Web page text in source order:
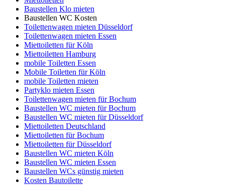
Baustellen Klo mieten
Baustellen WC Kosten
Toilettenwagen mieten Düsseldorf
Toilettenwagen mieten Essen
Miettoiletten für Köln
Miettoiletten Hamburg
mobile Toiletten Essen
Mobile Toiletten für Köln
mobile Toiletten mieten
Partyklo mieten Essen
Toilettenwagen mieten für Bochum
Baustellen WC mieten für Bochum
Baustellen WC mieten für Düsseldorf
Miettoiletten Deutschland
Miettoiletten für Bochum
Miettoiletten für Düsseldorf
Baustellen WC mieten Köln
Baustellen WC mieten Essen
Baustellen WCs günstig mieten
Kosten Bautoilette